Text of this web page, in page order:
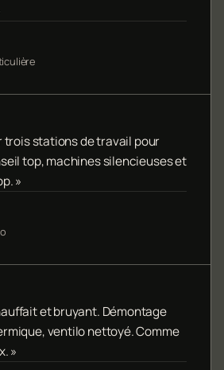
trois stations de travail pour
top, machines silencieuses et
»
et bruyant. Démontage
ventilo nettoyé. Comme
»